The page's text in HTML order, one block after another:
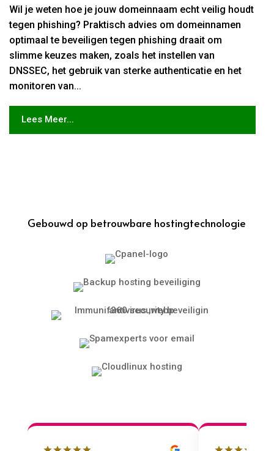
Wil je weten hoe je jouw domeinnaam echt veilig houdt
tegen phishing? Praktisch advies om domeinnamen
optimaal te beveiligen tegen phishing draait om
slimme keuzes maken, zoals het instellen van
DNSSEC, het gebruik van sterke authenticatie en het
monitoren van...
Lees Meer...
Gebouwd op betrouwbare hostingtechnologie